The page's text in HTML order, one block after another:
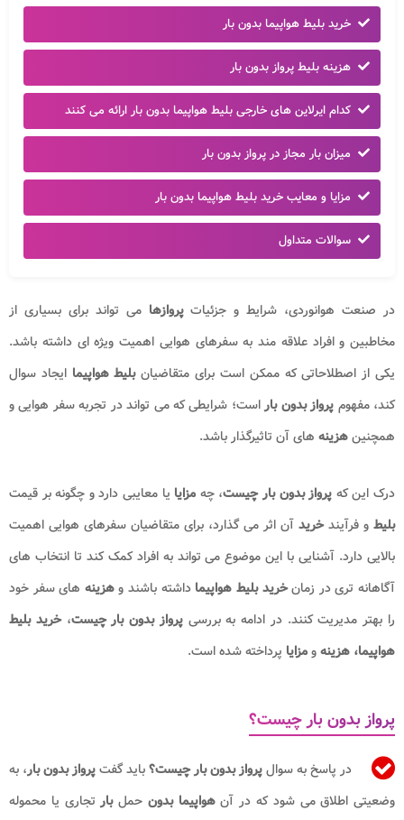
خرید بلیط هواپیما بدون بار
هزینه بلیط پرواز بدون بار
کدام ایرلاین های خارجی بلیط هواپیما بدون بار ارائه می کنند
میزان بار مجاز در پرواز بدون بار
مزایا و معایب خرید بلیط هواپیما بدون بار
سوالات متداول
در صنعت هوانوردی، شرایط و جزئیاتپروازهامی تواند برای بسیاری از
مخاطبین و افراد علاقه مند به سفرهای هوایی اهمیت ویژه ای داشته باشد.
یکی از اصطلاحاتی که ممکن است برای متقاضیانبلیط هواپیماایجاد سوال
کند، مفهوم پرواز بدون باراست؛ شرایطی که می تواند در تجربه سفر هوایی و
همچنینهزینه های آن تاثیرگذار باشد.
درک این که پرواز بدون بار چیست، چه مزایا یا معایبی دارد و چگونه بر قیمت
بلیط و فرآیندخرید آن اثر می گذارد، برای متقاضیان سفرهای هوایی اهمیت
بالایی دارد. آشنایی با این موضوع می تواند به افراد کمک کند تا انتخاب های
آگاهانه تری در زمانخرید بلیط هواپیما داشته باشند وهزینه های سفر خود
را بهتر مدیریت کنند. در ادامه به بررسیپرواز بدون بار چیست،خرید بلیط
هواپیما، هزینهومزایا پرداخته شده است.
پرواز بدون بار چیست؟
در پاسخ به سوالپرواز بدون بار چیست؟باید گفتپرواز بدون بار، به
وضعیتی اطلاق می شود که در آنهواپیما بدون حملبار تجاری یا محموله